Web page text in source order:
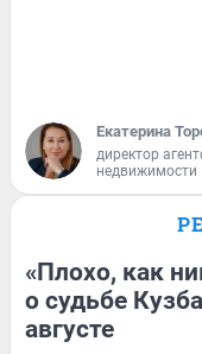
Екатерина
директор
недвижимости
«Плохо, как
о судьбе
августе